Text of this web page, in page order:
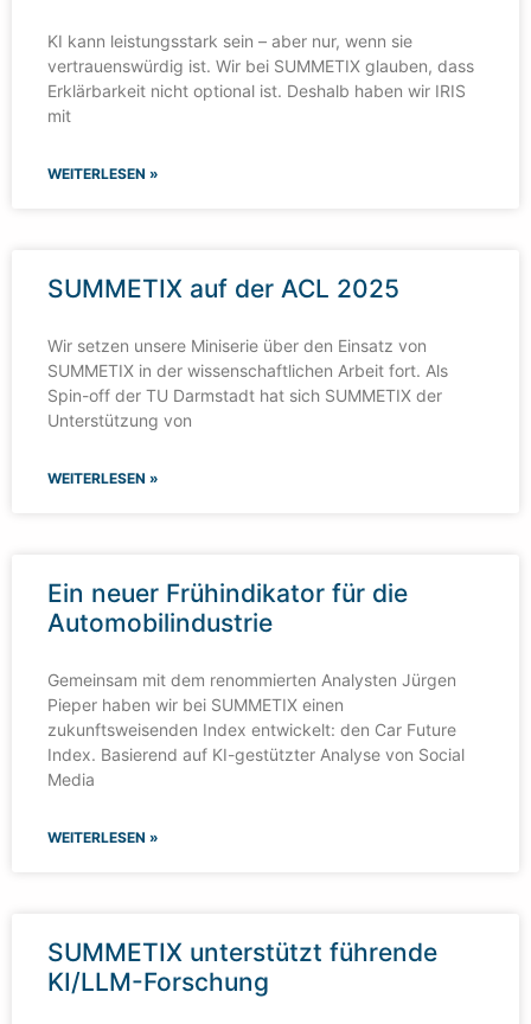
KI kann leistungsstark sein – aber nur, wenn sie
vertrauenswürdig ist. Wir bei SUMMETIX glauben, dass
Erklärbarkeit nicht optional ist. Deshalb haben wir IRIS
mit
WEITERLESEN »
SUMMETIX auf der ACL 2025
Wir setzen unsere Miniserie über den Einsatz von
SUMMETIX in der wissenschaftlichen Arbeit fort. Als
Spin-off der TU Darmstadt hat sich SUMMETIX der
Unterstützung von
WEITERLESEN »
Ein neuer Frühindikator für die
Automobilindustrie
Gemeinsam mit dem renommierten Analysten Jürgen
Pieper haben wir bei SUMMETIX einen
zukunftsweisenden Index entwickelt: den Car Future
Index. Basierend auf KI-gestützter Analyse von Social
Media
WEITERLESEN »
SUMMETIX unterstützt führende
KI/LLM-Forschung